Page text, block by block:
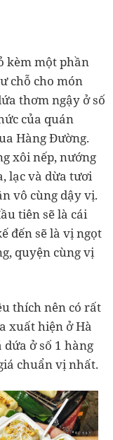
kèm một phần
chỗ cho món
thơm ngậy ở số
của quán
Hàng Đường.
xôi nếp, nướng
lạc và dừa tươi
vô cùng dậy vị.
tiên sẽ là cái
đến sẽ là vị ngọt
quyện cùng vị
thích nên có rất
xuất hiện ở Hà
ở số 1 hàng
chuẩn vị nhất.